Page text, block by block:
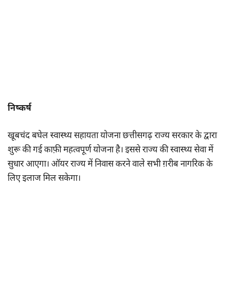
निष्कर्ष
खूबचंद बघेल स्वास्थ्य सहायता योजना छत्तीसगढ़ राज्य सरकार के द्वारा
शुरू की गई काफ़ी महत्वपूर्ण योजना है। इससे राज्य की स्वास्थ्य सेवा में
सुधार आएगा। ऑयर राज्य में निवास करने वाले सभी ग़रीब नागरिक के
लिए इलाज मिल सकेगा।